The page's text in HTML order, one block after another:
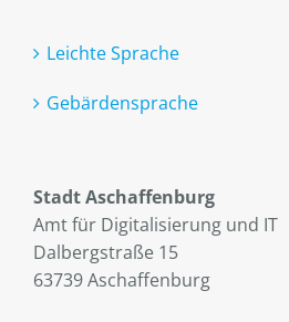
Leichte Sprache
Gebärdensprache
Stadt Aschaffenburg
Amt für Digitalisierung und IT
Dalbergstraße 15
63739 Aschaffenburg